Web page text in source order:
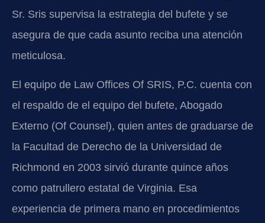
Sr. Sris supervisa la estrategia del bufete y se
asegura de que cada asunto reciba una atención
meticulosa.
El equipo de Law Offices Of SRIS, P.C. cuenta con
el respaldo de el equipo del bufete, Abogado
Externo (Of Counsel), quien antes de graduarse de
la Facultad de Derecho de la Universidad de
Richmond en 2003 sirvió durante quince años
como patrullero estatal de Virginia. Esa
experiencia de primera mano en procedimientos